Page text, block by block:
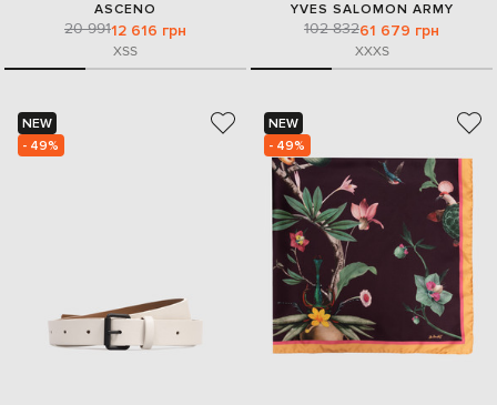
ASCENO
20 99112 616 грн
XSS
YVES SALOMON ARMY
102 83261 679 грн
XXXS
NEW
- 49%
NEW
- 49%